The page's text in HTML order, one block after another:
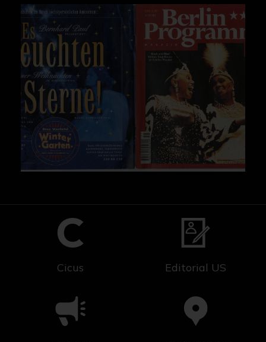
Cicus Editorial US